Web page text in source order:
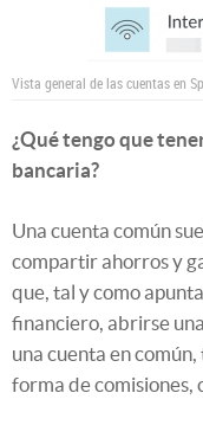
Vista general de las cuentas en
¿Qué tengo que
bancaria?
Una cuenta común
compartir ahorros y
que, tal y como
financiero, abrirse
una cuenta en
forma de comisiones,